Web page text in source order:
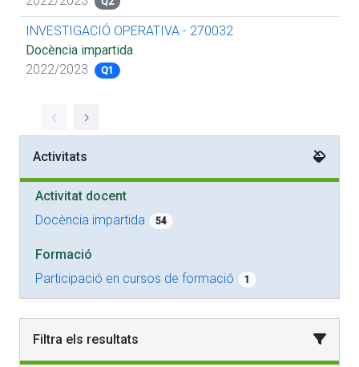
INVESTIGACIÓ OPERATIVA - 270032
Docència impartida
2022/2023
Q1
Activitats
Activitat docent
Docència impartida
54
Formació
Participació en cursos de formació
1
Filtra els resultats